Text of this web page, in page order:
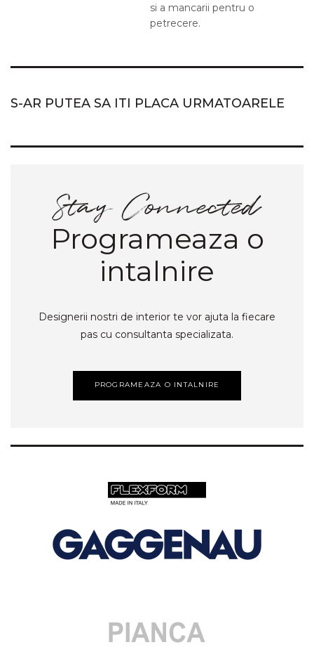
si a mancarii pentru o
petrecere.
S-AR PUTEA SA ITI PLACA URMATOARELE
Programeaza o
intalnire
Designerii nostri de interior te vor ajuta la fiecare
pas cu consultanta specializata.
PROGRAMEAZA O INTALNIRE